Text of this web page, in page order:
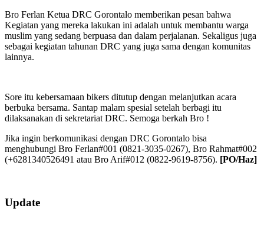
Bro Ferlan Ketua DRC Gorontalo memberikan pesan bahwa
Kegiatan yang mereka lakukan ini adalah untuk membantu warga
muslim yang sedang berpuasa dan dalam perjalanan. Sekaligus juga
sebagai kegiatan tahunan DRC yang juga sama dengan komunitas
lainnya.
Sore itu kebersamaan bikers ditutup dengan melanjutkan acara
berbuka bersama. Santap malam spesial setelah berbagi itu
dilaksanakan di sekretariat DRC. Semoga berkah Bro !
Jika ingin berkomunikasi dengan DRC Gorontalo bisa
menghubungi Bro Ferlan#001 (0821-3035-0267), Bro Rahmat#002
(+6281340526491 atau Bro Arif#012 (0822-9619-8756). [PO/Haz]
2019-
06-
Update